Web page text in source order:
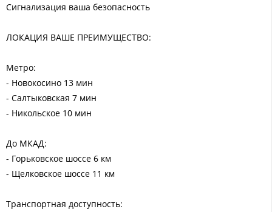
Сигнализация ваша безопасность
ЛОКАЦИЯ ВАШЕ ПРЕИМУЩЕСТВО:
Метро:
- Новокосино 13 мин
- Салтыковская 7 мин
- Никольское 10 мин
До МКАД:
- Горьковское шоссе 6 км
- Щелковское шоссе 11 км
Транспортная доступность: